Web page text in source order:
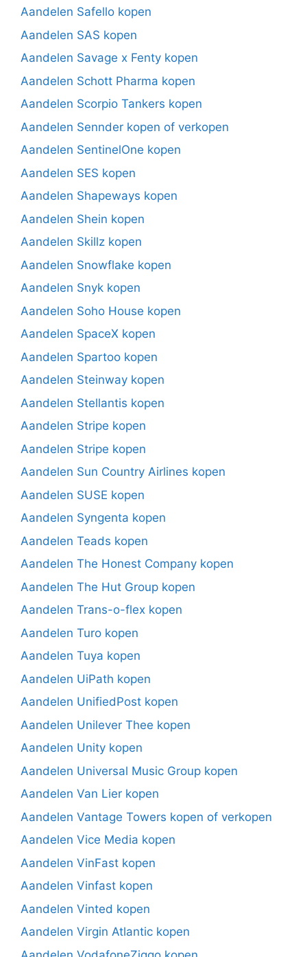
Aandelen Safello kopen
Aandelen SAS kopen
Aandelen Savage x Fenty kopen
Aandelen Schott Pharma kopen
Aandelen Scorpio Tankers kopen
Aandelen Sennder kopen of verkopen
Aandelen SentinelOne kopen
Aandelen SES kopen
Aandelen Shapeways kopen
Aandelen Shein kopen
Aandelen Skillz kopen
Aandelen Snowflake kopen
Aandelen Snyk kopen
Aandelen Soho House kopen
Aandelen SpaceX kopen
Aandelen Spartoo kopen
Aandelen Steinway kopen
Aandelen Stellantis kopen
Aandelen Stripe kopen
Aandelen Stripe kopen
Aandelen Sun Country Airlines kopen
Aandelen SUSE kopen
Aandelen Syngenta kopen
Aandelen Teads kopen
Aandelen The Honest Company kopen
Aandelen The Hut Group kopen
Aandelen Trans-o-flex kopen
Aandelen Turo kopen
Aandelen Tuya kopen
Aandelen UiPath kopen
Aandelen UnifiedPost kopen
Aandelen Unilever Thee kopen
Aandelen Unity kopen
Aandelen Universal Music Group kopen
Aandelen Van Lier kopen
Aandelen Vantage Towers kopen of verkopen
Aandelen Vice Media kopen
Aandelen VinFast kopen
Aandelen Vinfast kopen
Aandelen Vinted kopen
Aandelen Virgin Atlantic kopen